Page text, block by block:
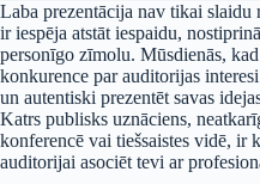
Laba prezentācija nav tikai
ir iespēja atstāt iespaidu,
personīgo zīmolu. Mūsdienās,
konkurence par auditorijas
un autentiski prezentēt savas
Katrs publisks uznāciens,
konferencē vai tiešsaistes vidē,
auditorijai asociēt tevi ar